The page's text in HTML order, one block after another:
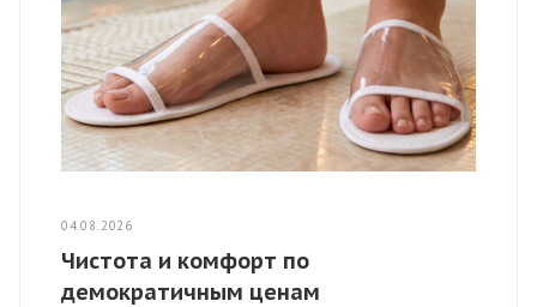
04.08.2026
Чистота и комфорт по
демократичным ценам